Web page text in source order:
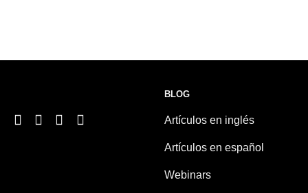
BLOG
Artículos en inglés
Artículos en español
Webinars